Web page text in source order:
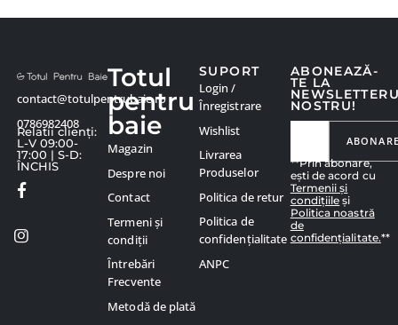
contact@totulpentrubaie.ro
0786982408
Relatii clienți:
L-V 09:00-
17:00 | S-D:
ÎNCHIS
ABONEAZĂ-
TE LA
NOSTRU!
**Prin abonare,
ești de acord cu
Termenii și
condițiile și
Politica noastră
de
confidențialitate.**
Totul
pentru
baie
Magazin
Despre noi
Contact
Termeni și
condiții
Întrebări
Frecvente
Metodă de plată
SUPORT
Login /
Înregistrare
Wishlist
Livrarea
Produselor
Politica de retur
Politica de
confidențialitate
ANPC